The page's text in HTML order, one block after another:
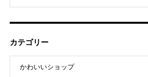
カテゴリー
かわいいショップ